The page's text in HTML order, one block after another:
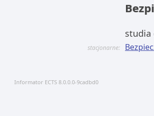
studia
stacjonarne:
Informator ECTS 8.0.0.0-9cadbd0